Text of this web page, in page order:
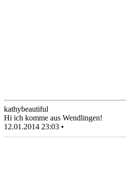
kathybeautiful
Hi ich komme aus Wendlingen!
12.01.2014 23:03 •